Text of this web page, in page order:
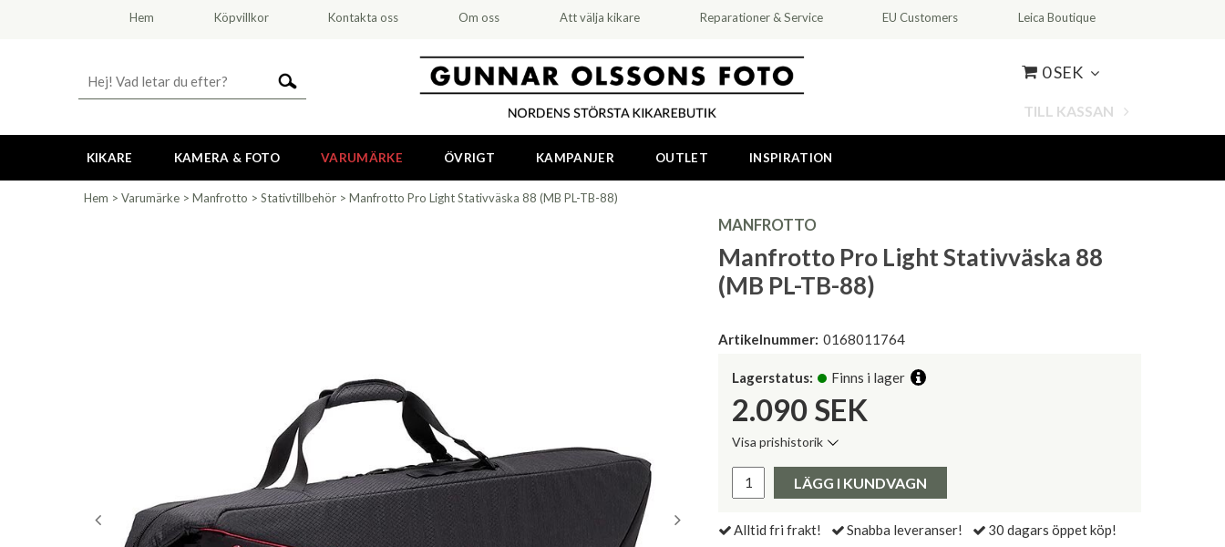
Hem Köpvillkor Kontakta oss Om oss Att välja kikare Reparationer & Service EU Customers Leica Boutique
0 SEK
TILL KASSAN
KIKARE KAMERA & FOTO VARUMÄRKE ÖVRIGT KAMPANJER OUTLET INSPIRATION
Hem > Varumärke > Manfrotto > Stativtillbehör > Manfrotto Pro Light Stativväska 88 (MB PL-TB-88)
MANFROTTO
Manfrotto Pro Light Stativväska 88
(MB PL-TB-88)
Artikelnummer: 0168011764
Lagerstatus: Finns i lager
2.090 SEK
Visa prishistorik
Pris:
LÄGG I KUNDVAGN
Alltid fri frakt! Snabba leveranser! 30 dagars öppet köp!